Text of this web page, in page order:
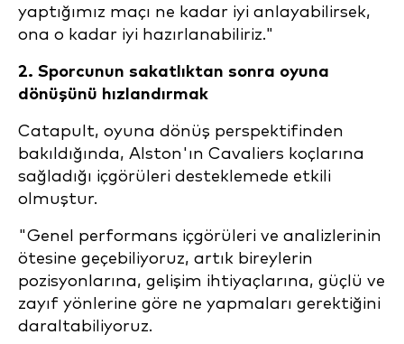
yaptığımız maçı ne kadar iyi anlayabilirsek,
ona o kadar iyi hazırlanabiliriz."
2. Sporcunun sakatlıktan sonra oyuna
dönüşünü hızlandırmak
Catapult, oyuna dönüş perspektifinden
bakıldığında, Alston'ın Cavaliers koçlarına
sağladığı içgörüleri desteklemede etkili
olmuştur.
"Genel performans içgörüleri ve analizlerinin
ötesine geçebiliyoruz, artık bireylerin
pozisyonlarına, gelişim ihtiyaçlarına, güçlü ve
zayıf yönlerine göre ne yapmaları gerektiğini
daraltabiliyoruz.